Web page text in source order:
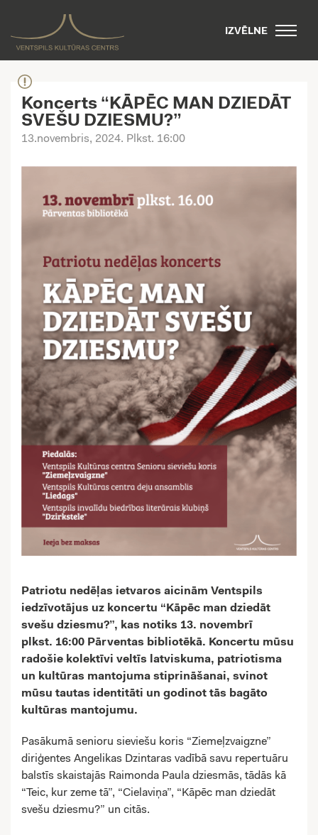
IZVĒLNE
Koncerts “KĀPĒC MAN DZIEDĀT
SVEŠU DZIESMU?”
13.novembris, 2024. Plkst. 16:00
Patriotu nedēļas ietvaros aicinām Ventspils
iedzīvotājus uz koncertu “Kāpēc man dziedāt
svešu dziesmu?”, kas notiks 13. novembrī
plkst. 16:00 Pārventas bibliotēkā. Koncertu mūsu
radošie kolektīvi veltīs latviskuma, patriotisma
un kultūras mantojuma stiprināšanai, svinot
mūsu tautas identitāti un godinot tās bagāto
kultūras mantojumu.
Pasākumā senioru sieviešu koris “Ziemeļzvaigzne”
diriģentes Angelikas Dzintaras vadībā savu repertuāru
balstīs skaistajās Raimonda Paula dziesmās, tādās kā
“Teic, kur zeme tā”, “Cielaviņa”, “Kāpēc man dziedāt
svešu dziesmu?” un citās.